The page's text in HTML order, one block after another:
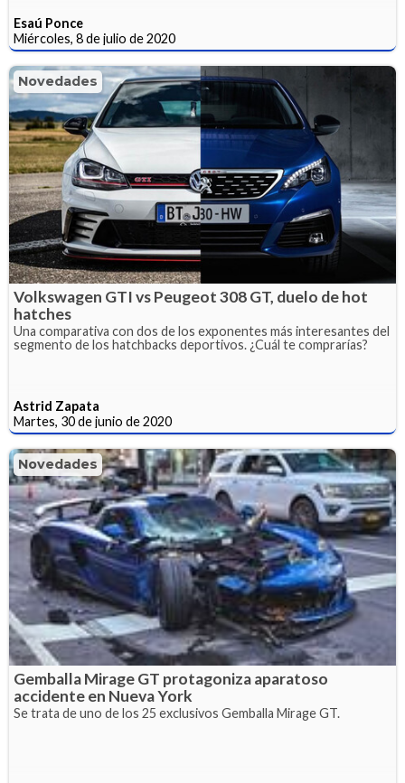
Esaú Ponce
Miércoles, 8 de julio de 2020
Novedades
Volkswagen GTI vs Peugeot 308 GT, duelo de hot
hatches
Una comparativa con dos de los exponentes más interesantes del
segmento de los hatchbacks deportivos. ¿Cuál te comprarías?
Astrid Zapata
Martes, 30 de junio de 2020
Novedades
Gemballa Mirage GT protagoniza aparatoso
accidente en Nueva York
Se trata de uno de los 25 exclusivos Gemballa Mirage GT.